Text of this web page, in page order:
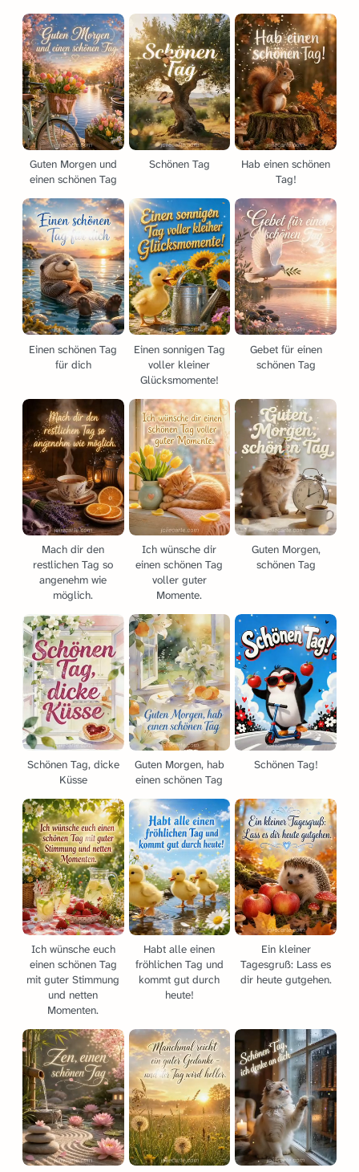
Guten Morgen und
einen schönen Tag
Schönen Tag
Hab einen schönen
Tag!
Einen schönen Tag
für dich
Einen sonnigen Tag
voller kleiner
Glücksmomente!
Gebet für einen
schönen Tag
Mach dir den
restlichen Tag so
angenehm wie
möglich.
Ich wünsche dir
einen schönen Tag
voller guter
Momente.
Guten Morgen,
schönen Tag
Schönen Tag, dicke
Küsse
Guten Morgen, hab
einen schönen Tag
Schönen Tag!
Ich wünsche euch
einen schönen Tag
mit guter Stimmung
und netten
Momenten.
Habt alle einen
fröhlichen Tag und
kommt gut durch
heute!
Ein kleiner
Tagesgruß: Lass es
dir heute gutgehen.